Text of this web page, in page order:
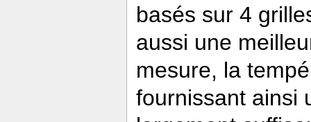
basés sur 4
aussi une
mesure, la
fournissant ainsi